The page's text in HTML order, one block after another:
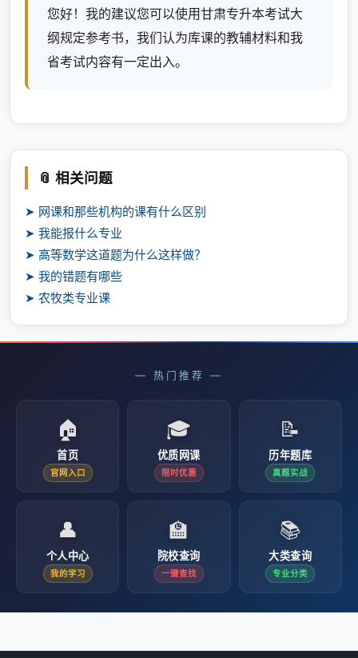
您好！我的建议您可以使用甘肃专升本考试大
纲规定参考书，我们认为库课的教辅材料和我
省考试内容有一定出入。
📎 相关问题
➤ 网课和那些机构的课有什么区别
➤ 我能报什么专业
➤ 高等数学这道题为什么这样做？
➤ 我的错题有哪些
➤ 农牧类专业课
— 热门推荐 —
🏠
首页
官网入口
🎓
优质网课
限时优惠
📝
历年题库
真题实战
👤
个人中心
我的学习
🏫
院校查询
一键查找
📚
大类查询
专业分类